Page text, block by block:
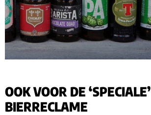
OOK VOOR DE ‘SPECIALE’
BIERRECLAME